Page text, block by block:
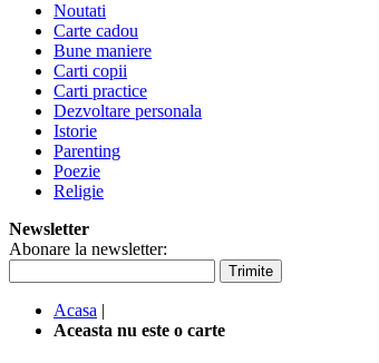
Noutati
Carte cadou
Bune maniere
Carti copii
Carti practice
Dezvoltare personala
Istorie
Parenting
Poezie
Religie
Newsletter
Abonare la newsletter:
Trimite
Acasa |
Aceasta nu este o carte